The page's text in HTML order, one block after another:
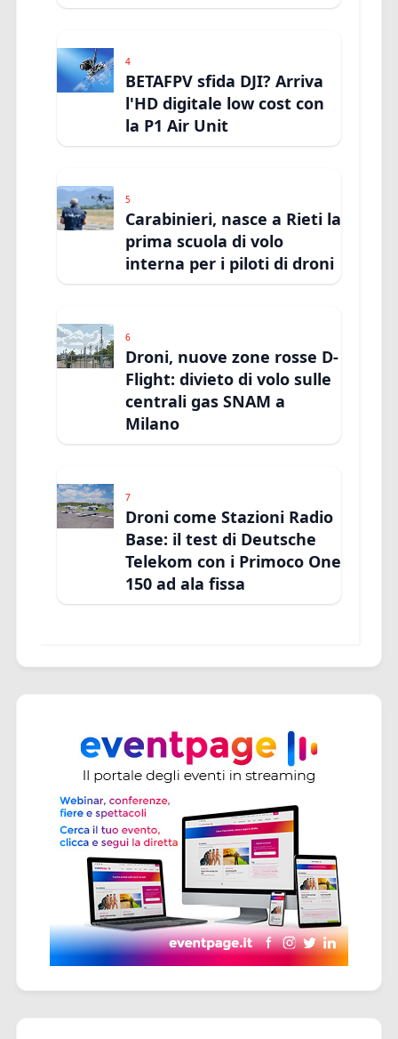
4
BETAFPV sfida DJI? Arriva
l'HD digitale low cost con
la P1 Air Unit
5
Carabinieri, nasce a Rieti la
prima scuola di volo
interna per i piloti di droni
6
Droni, nuove zone rosse D-
Flight: divieto di volo sulle
centrali gas SNAM a
Milano
7
Droni come Stazioni Radio
Base: il test di Deutsche
Telekom con i Primoco One
150 ad ala fissa